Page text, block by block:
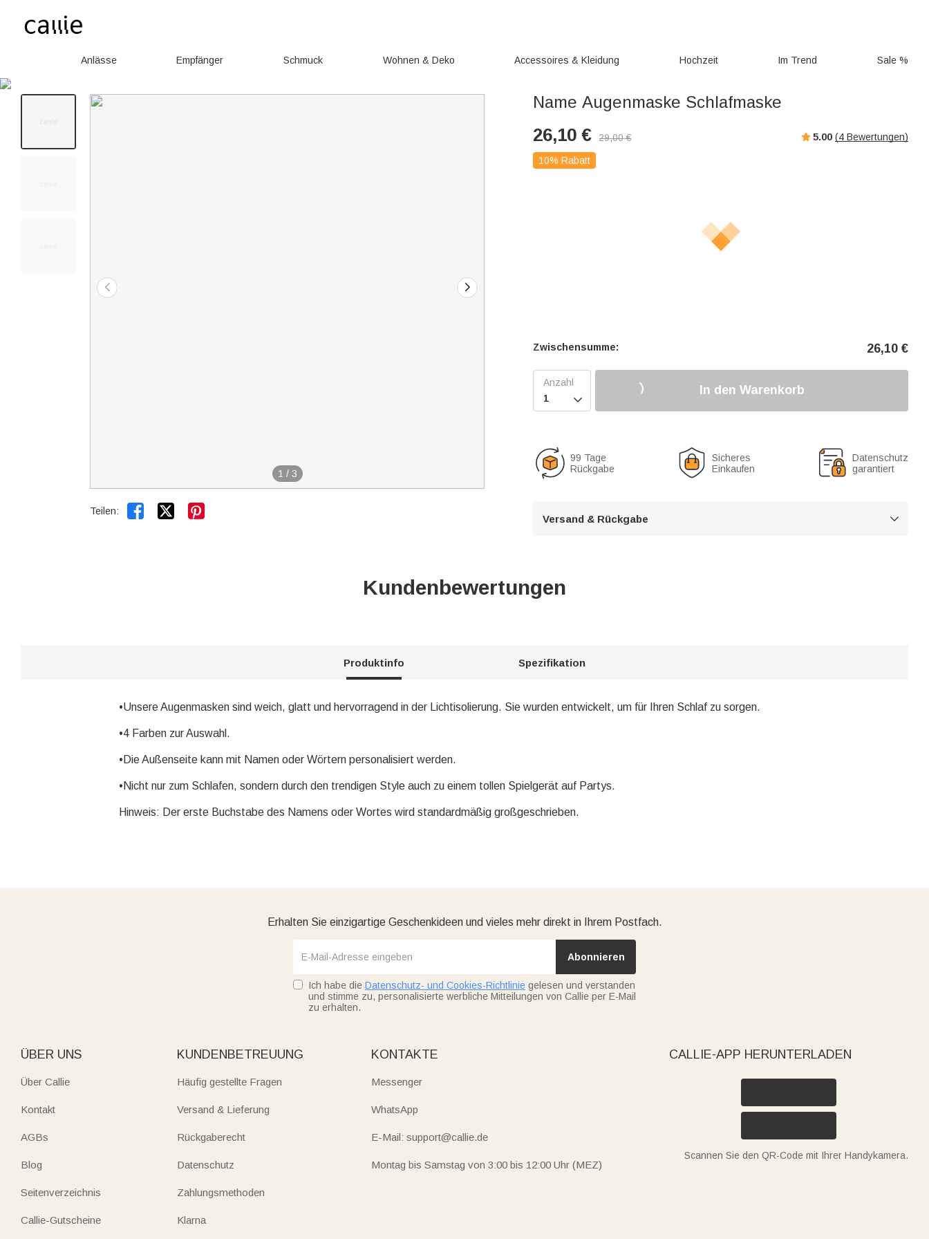
Anlässe Empfänger Schmuck Wohnen & Deko Accessoires & Kleidung Hochzeit Im Trend Sale %
1 / 3
Teilen:  
Name Augenmaske Schlafmaske
26,10 € 29,00€ 5.00 (4 Bewertungen)
10% Rabatt
Zwischensumme: 26,10 €

In den Warenkorb
99 Tage
Rückgabe
Sicheres
Einkaufen
Datenschutz
garantiert
Versand & Rückgabe 
Kundenbewertungen
Produktinfo Spezifikation
•Unsere Augenmasken sind weich, glatt und hervorragend in der Lichtisolierung. Sie wurden entwickelt, um für Ihren Schlaf zu sorgen.
•4 Farben zur Auswahl.
•Die Außenseite kann mit Namen oder Wörtern personalisiert werden.
•Nicht nur zum Schlafen, sondern durch den trendigen Style auch zu einem tollen Spielgerät auf Partys.
Hinweis: Der erste Buchstabe des Namens oder Wortes wird standardmäßig großgeschrieben.
Erhalten Sie einzigartige Geschenkideen und vieles mehr direkt in Ihrem Postfach.
Abonnieren
Ich habe die Datenschutz- und Cookies-Richtlinie gelesen und verstanden
und stimme zu, personalisierte werbliche Mitteilungen von Callie per E-Mail
zu erhalten.
ÜBER UNS
Über Callie
Kontakt
AGBs
Blog
Seitenverzeichnis
Callie-Gutscheine
KUNDENBETREUUNG
Häufig gestellte Fragen
Versand & Lieferung
Rückgaberecht
Datenschutz
Zahlungsmethoden
Klarna
KONTAKTE
Messenger
WhatsApp
E-Mail: support@callie.de
Montag bis Samstag von 3:00 bis 12:00 Uhr (MEZ)
CALLIE-APP HERUNTERLADEN
Scannen Sie den QR-Code mit Ihrer Handykamera.